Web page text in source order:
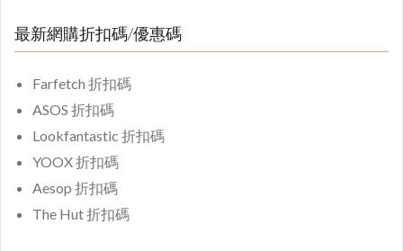
最新網購折扣碼/優惠碼
Farfetch 折扣碼
ASOS 折扣碼
Lookfantastic 折扣碼
YOOX 折扣碼
Aesop 折扣碼
The Hut 折扣碼